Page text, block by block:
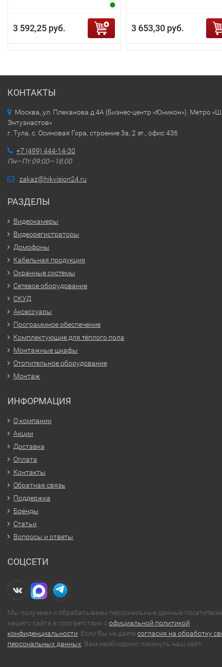
3 592,25 руб. 3 653,30 руб.
КОНТАКТЫ
Москва, ул. Плеханова д.4А (Бизнес-центр «Юникон»). Метро
Энтузиастов»
г. Тула, с. Осиновая Гора, строение 3а, 2 эт., офис 436
+7 (499) 444-14-30
Пн—Пт 09:00—18:00
zakaz@hikvision24.ru
РАЗДЕЛЫ
Видеокамеры
Видеорегистраторы
Домофоны
Кабельная продукция
Охранные системы
Сетевое оборудование
СКУД
Аксессуары
Программное обеспечение
Комплектующие для тёплого пола
Монтажные шкафы
Отопительное оборудование
Монтаж
ИНФОРМАЦИЯ
О компании
Акции
Доставка
Оплата
Контакты
Обратная связь
Поддержка
Бренды
Статьи
Вопросы и ответы
СОЦСЕТИ
Мы получаем и обрабатываем персональные данные
нашего сайта в соответствии софициальной политикой
конфиденциальности . Если Вы не даетесогласия на обработку
персональных данных , Вам необходимо покинуть наш сайт.